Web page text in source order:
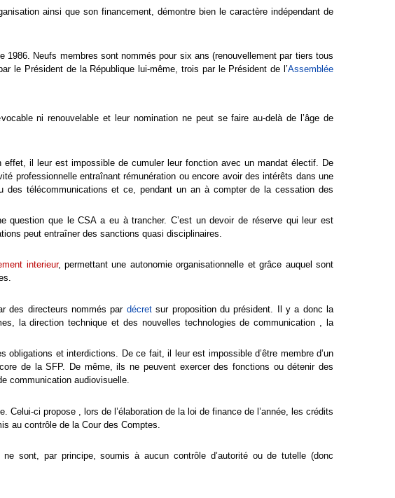
ainsi que son financement, démontre bien le caractère indépendant de
1986. Neufs membres sont nommés pour six ans (renouvellement par tiers tous
le Président de la République lui-même, trois par le Président de l’Assemblée
ni renouvelable et leur nomination ne peut se faire au-delà de l’âge de
il leur est impossible de cumuler leur fonction avec un mandat électif. De
professionnelle entraînant rémunération ou encore avoir des intérêts dans une
des télécommunications et ce, pendant un an à compter de la cessation des
question que le CSA a eu à trancher. C’est un devoir de réserve qui leur est
peut entraîner des sanctions quasi disciplinaires.
interieur, permettant une autonomie organisationnelle et grâce auquel sont
des directeurs nommés par décretsur proposition du président. Il y a donc la
la direction technique et des nouvelles technologies de communication , la
et interdictions. De ce fait, il leur est impossible d’être membre d’un
de la SFP. De même, ils ne peuvent exercer des fonctions ou détenir des
communication audiovisuelle.
Celui-ci propose , lors de l’élaboration de la loi de finance de l’année, les crédits
au contrôle de la Cour des Comptes.
sont, par principe, soumis à aucun contrôle d’autorité ou de tutelle (donc